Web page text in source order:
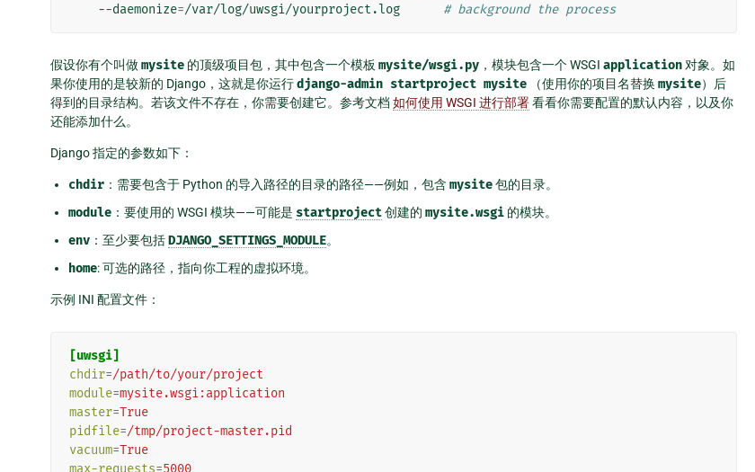
--daemonize=/var/log/uwsgi/yourproject.log # background the process
假设你有个叫做mysite 的顶级项目包，其中包含一个模板 mysite/wsgi.py ，模块包含一个 WSGI application 对象。如
果你使用的是较新的 Django，这就是你运行django-admin startproject mysite （使用你的项目名替换 mysite）后
得到的目录结构。若该文件不存在，你需要创建它。参考文档 如何使用 WSGI 进行部署看看你需要配置的默认内容，以及你
还能添加什么。
Django 指定的参数如下：
chdir ：需要包含于 Python 的导入路径的目录的路径——例如，包含 mysite包的目录。
module ：要使用的 WSGI 模块——可能是 startproject创建的 mysite.wsgi 的模块。
env ：至少要包括DJANGO_SETTINGS_MODULE。
home: 可选的路径，指向你工程的虚拟环境。
示例 INI 配置文件：
[uwsgi]
chdir=/path/to/your/project
module=mysite.wsgi:application
master=True
pidfile=/tmp/project-master.pid
vacuum=True
max-requests=5000